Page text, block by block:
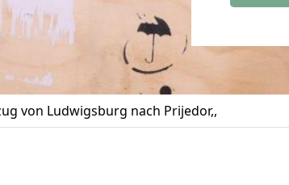
von Ludwigsburg nach Prijedor,,